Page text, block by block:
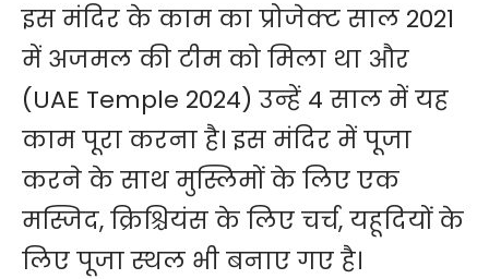
इस मंदिर के काम का प्रोजेक्ट साल 2021
में अजमल की टीम को मिला था और
(UAE Temple 2024) उन्हें 4 साल में यह
काम पूरा करना है। इस मंदिर में पूजा
करने के साथ मुस्लिमों के लिए एक
मस्जिद, क्रिश्चियंस के लिए चर्च, यहूदियों के
लिए पूजा स्थल भी बनाए गए है।